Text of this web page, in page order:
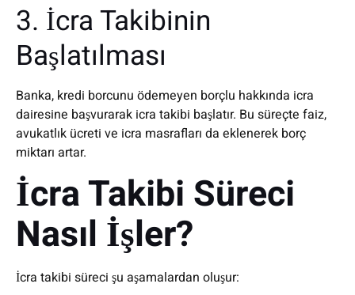
3. İcra Takibinin
Başlatılması
Banka, kredi borcunu ödemeyen borçlu hakkında icra
dairesine başvurarak icra takibi başlatır. Bu süreçte faiz,
avukatlık ücreti ve icra masrafları da eklenerek borç
miktarı artar.
İcra Takibi Süreci
Nasıl İşler?
İcra takibi süreci şu aşamalardan oluşur: